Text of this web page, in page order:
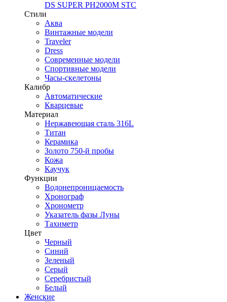
DS SUPER PH2000M STC
Стили
Аква
Винтажные модели
Traveler
Dress
Современные модели
Спортивные модели
Часы-скелетоны
Калибр
Автоматические
Кварцевые
Материал
Нержавеющая сталь 316L
Титан
Керамика
Золото 750-й пробы
Кожа
Каучук
Функции
Водонепроницаемость
Хронограф
Хронометр
Указатель фазы Луны
Тахиметр
Цвет
Черный
Синий
Зеленый
Серый
Серебристый
Белый
Женские